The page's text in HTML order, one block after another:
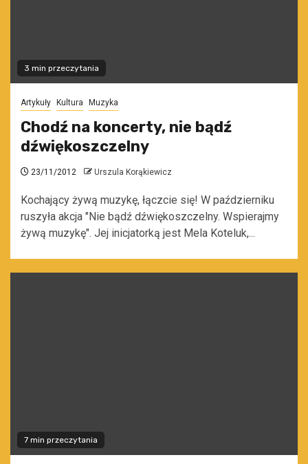
3 min przeczytania
Artykuły Kultura Muzyka
Chodź na koncerty, nie bądź
dźwiękoszczelny
23/11/2012 Urszula Korąkiewicz
Kochający żywą muzykę, łączcie się! W październiku
ruszyła akcja "Nie bądź dźwiękoszczelny. Wspierajmy
żywą muzykę". Jej inicjatorką jest Mela Koteluk,...
7 min przeczytania